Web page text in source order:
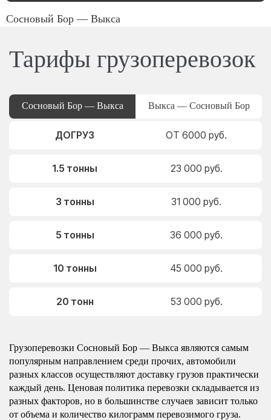
Сосновый Бор — Выкса
Тарифы грузоперевозок
Сосновый Бор — Выкса Выкса — Сосновый Бор
ДОГРУЗ ОТ 6000 руб.
1.5 тонны 23 000 руб.
3 тонны 31 000 руб.
5 тонны 36 000 руб.
10 тонны 45 000 руб.
20 тонн 53 000 руб.
Грузоперевозки Сосновый Бор — Выкса являются самым
популярным направлением среди прочих, автомобили
разных классов осуществляют доставку грузов практически
каждый день. Ценовая политика перевозки складывается из
разных факторов, но в большинстве случаев зависит только
от объема и количество килограмм перевозимого груза.